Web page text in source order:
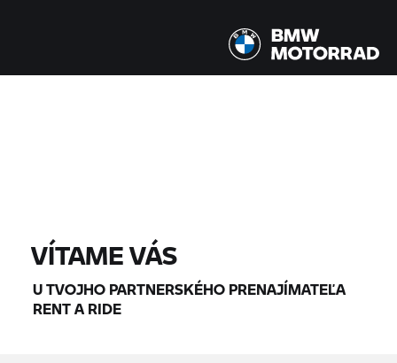
VÍTAME VÁS
U TVOJHO PARTNERSKÉHO PRENAJÍMATEĽA
RENT A RIDE